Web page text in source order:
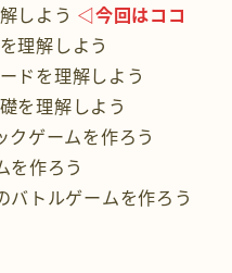
しよう ◁今回はココ
理解しよう
ドを理解しよう
を理解しよう
ゲームを作ろう
作ろう
トルゲームを作ろう